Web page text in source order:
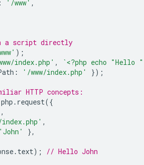
: '/www' ,
a script directly
);
index.php' ,
`<?php echo "Hello
: '/www/index.php' });
HTTP concepts:
php . request({
,
,
'John'
},
. text); // Hello John